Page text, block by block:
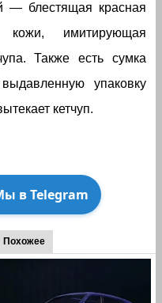
— блестящая красная
имитирующая
Также есть сумка
упаковку
кетчуп.
в Telegram
Похожее